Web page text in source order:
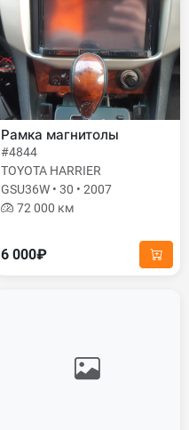
Рамка магнитолы
#4844
TOYOTA HARRIER
GSU36W • 30 • 2007
72 000 км
6 000₽